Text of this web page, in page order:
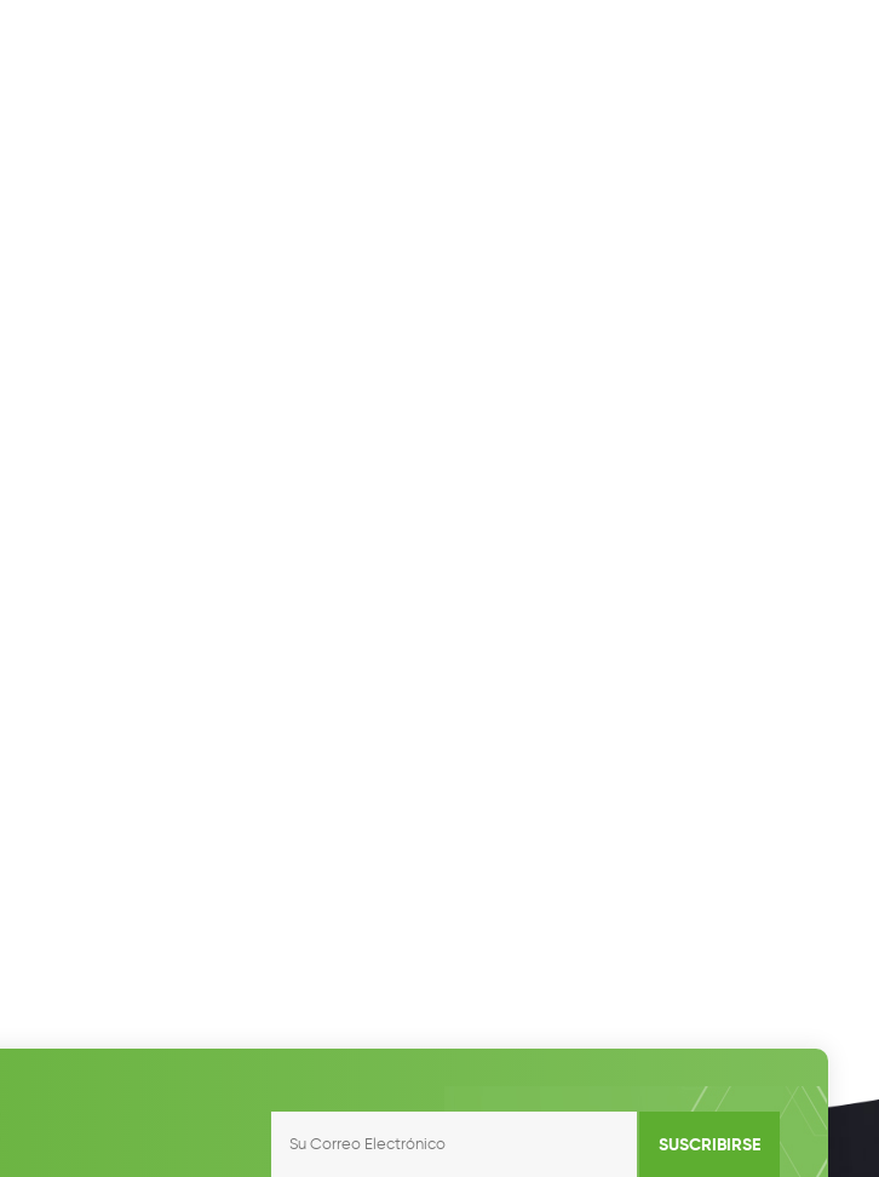
SUSCRIBIRSE